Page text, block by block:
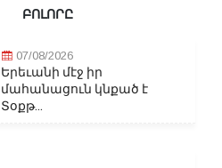
ԲՈԼՈՐԸ
07/08/2026
Երեւանի մէջ իր
մահանացուն կնքած է
Տօքթ...